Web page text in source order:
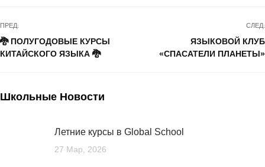
ПРЕД.
🐉 ПОЛУГОДОВЫЕ КУРСЫ
КИТАЙСКОГО ЯЗЫКА 🐉
СЛЕД.
ЯЗЫКОВОЙ КЛУБ
«СПАСАТЕЛИ ПЛАНЕТЫ»
Школьные Новости
Летние курсы в Global School
27 Мар, 2026